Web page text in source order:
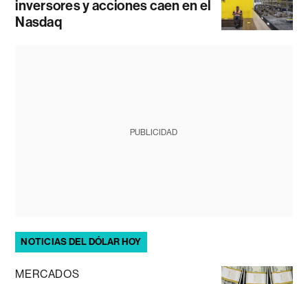
inversores y acciones caen en el
Nasdaq
PUBLICIDAD
NOTICIAS DEL DÓLAR HOY
MERCADOS